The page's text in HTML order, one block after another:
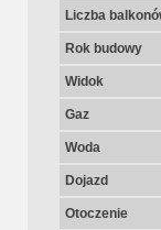
Liczba
Rok budowy
Widok
Gaz
Woda
Dojazd
Otoczenie